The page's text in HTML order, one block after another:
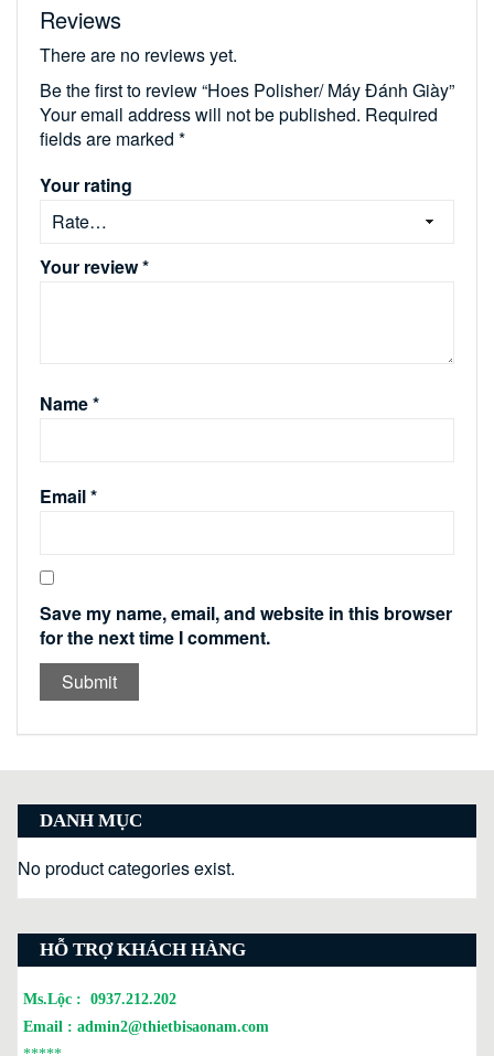
Reviews
There are no reviews yet.
Be the first to review “Hoes Polisher/ Máy Đánh Giày”
Your email address will not be published. Required
fields are marked *
Your rating
Your review*
Name*
Email*
Save my name, email, and website in this browser
for the next time I comment.
DANH MỤC
No product categories exist.
HỖ TRỢ KHÁCH HÀNG
Ms.Lộc : 0937.212.202
Email : admin2@thietbisaonam.com